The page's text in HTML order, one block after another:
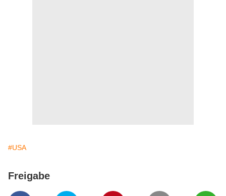
#USA
Freigabe